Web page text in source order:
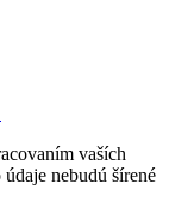
vaších
nebudú šírené